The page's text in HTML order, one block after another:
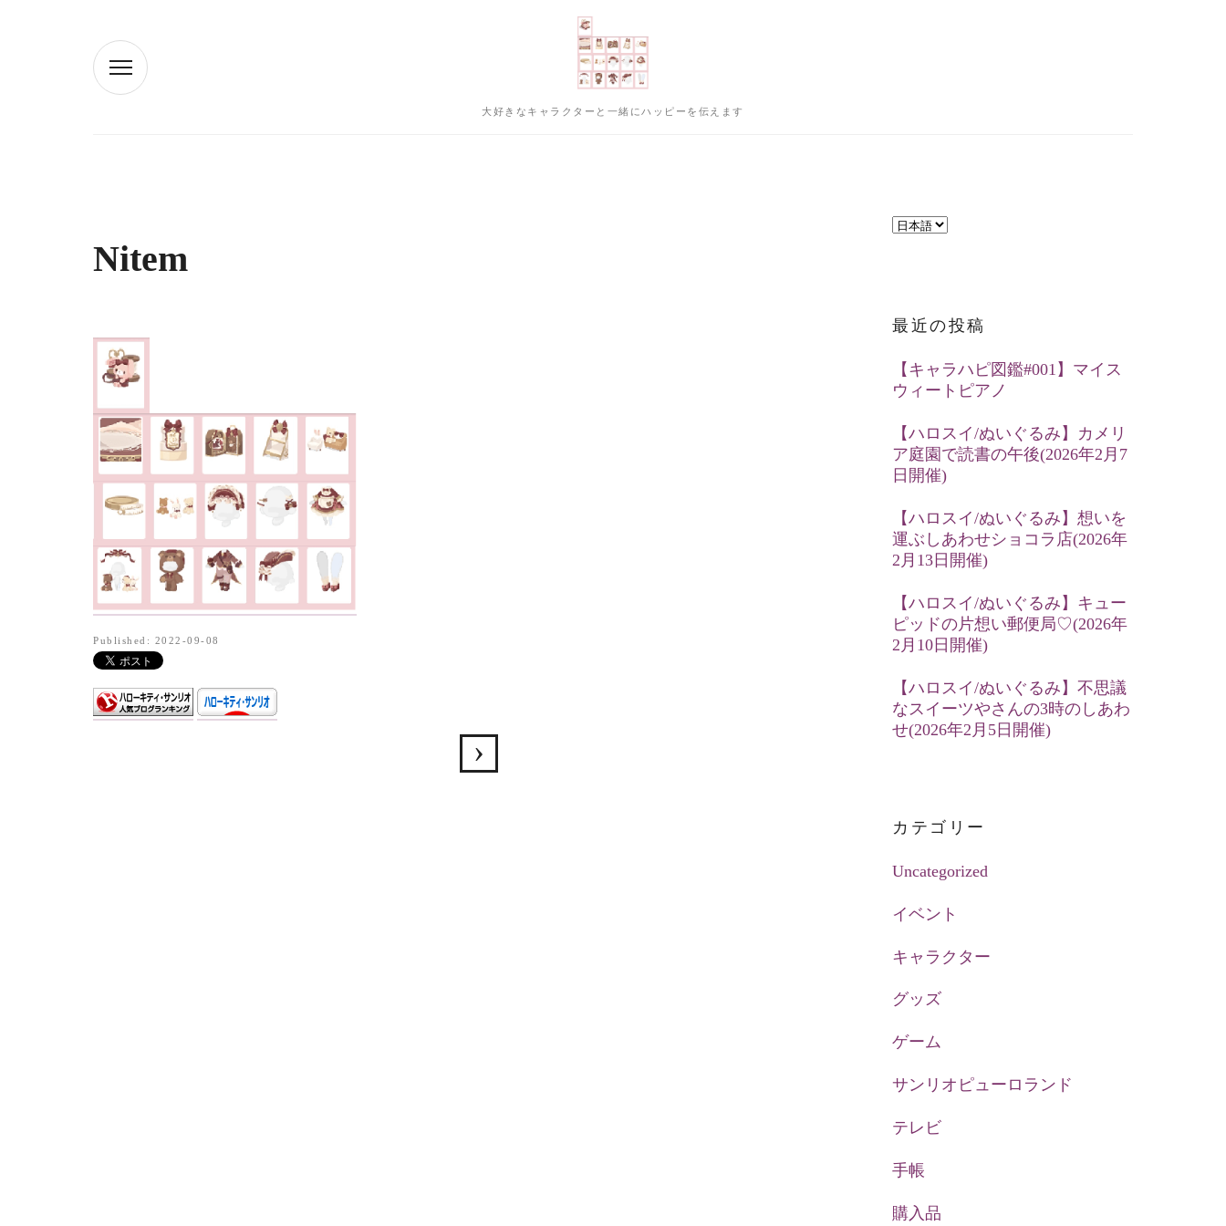
大好きなキャラクターと一緒にハッピーを伝えます
Nitem
Published: 2022-09-08
言
択
最近の投稿
【キャラハピ図鑑#001】マイス
ウィートピアノ
【ハロスイ/ぬいぐるみ】カメリ
ア庭園で読書の午後(2026年2月7
日開催)
【ハロスイ/ぬいぐるみ】想いを
運ぶしあわせショコラ店(2026年
2月13日開催)
【ハロスイ/ぬいぐるみ】キュー
ピッドの片想い郵便局♡(2026年
2月10日開催)
【ハロスイ/ぬいぐるみ】不思議
なスイーツやさんの3時のしあわ
せ(2026年2月5日開催)
カテゴリー
Uncategorized
イベント
キャラクター
グッズ
ゲーム
サンリオピューロランド
テレビ
手帳
購入品